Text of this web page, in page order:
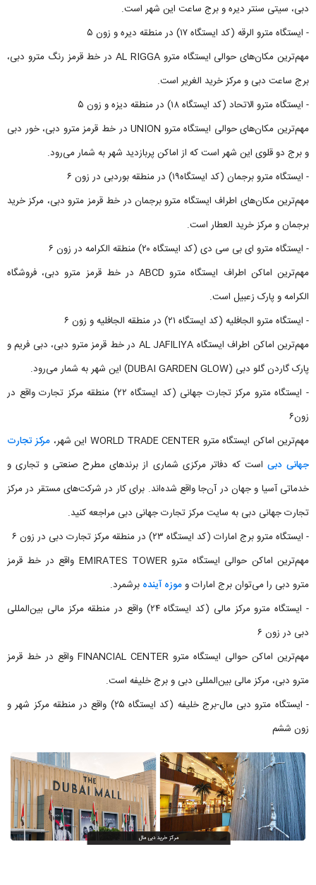
دبی، سیتی سنتر دیره و برج ساعت این شهر است.
- ایستگاه مترو الرقه (کد ایستگاه ۱۷) در منطقه دیره و زون ۵
مهم‌ترین مکان‌های حوالی ایستگاه مترو AL RIGGA در خط قرمز رنگ مترو دبی،
برج ساعت دبی و مرکز خرید الغریر است.
- ایستگاه مترو الاتحاد (کد ایستگاه ۱۸) در منطقه دیزه و زون ۵
مهم‌ترین مکان‌های حوالی ایستگاه مترو UNION در خط قرمز مترو دبی، خور دبی
و برج دو قلوی این شهر است که از اماکن پربازدید شهر به شمار می‌رود.
- ایستگاه مترو برجمان (کد ایستگاه۱۹) در منطقه بوردبی در زون ۶
مهم‌ترین مکان‌های اطراف ایستگاه مترو برجمان در خط قرمز مترو دبی، مرکز خرید
برجمان و مرکز خرید العطار است.
- ایستگاه مترو ای بی سی دی (کد ایستگاه ۲۰) منطقه الکرامه در زون ۶
مهم‌ترین اماکن اطراف ایستگاه مترو ABCD در خط قرمز مترو دبی، فروشگاه
الکرامه و پارک زعبیل است.
- ایستگاه مترو الجافلیه (کد ایستگاه ۲۱) در منطقه الجافلیه و زون ۶
مهم‌ترین اماکن اطراف ایستگاه AL JAFILIYA در خط قرمز مترو دبی، دبی فریم و
پارک گاردن گلو دبی (DUBAI GARDEN GLOW) این شهر به شمار می‌رود.
- ایستگاه مترو مرکز تجارت جهانی (کد ایستگاه ۲۲) منطقه مرکز تجارت واقع در
زون۶
مهم‌ترین اماکن ایستگاه مترو WORLD TRADE CENTER این شهر،
مرکز تجارت
جهانی دبی است که دفاتر مرکزی شماری از برندهای مطرح صنعتی و تجاری و
خدماتی آسیا و جهان در آن‌جا واقع شده‌اند. برای کار در شرکت‌های مستقر در مرکز
تجارت جهانی دبی به سایت مرکز تجارت جهانی دبی مراجعه کنید.
- ایستگاه مترو برج امارات (کد ایستگاه ۲۳) در منطقه مرکز تجارت دبی در زون ۶
مهم‌ترین اماکن حوالی ایستگاه مترو EMIRATES TOWER واقع در خط قرمز
مترو دبی را می‌توان برج امارات و موزه آینده برشمرد.
- ایستگاه مترو مرکز مالی (کد ایستگاه ۲۴) واقع در منطقه مرکز مالی بین‌المللی
دبی در زون ۶
مهم‌ترین اماکن حوالی ایستگاه مترو FINANCIAL CENTER واقع در خط قرمز
مترو دبی، مرکز مالی بین‌المللی دبی و برج خلیفه است.
- ایستگاه مترو دبی مال-برج خلیفه (کد ایستگاه ۲۵) واقع در منطقه مرکز شهر و
زون ششم